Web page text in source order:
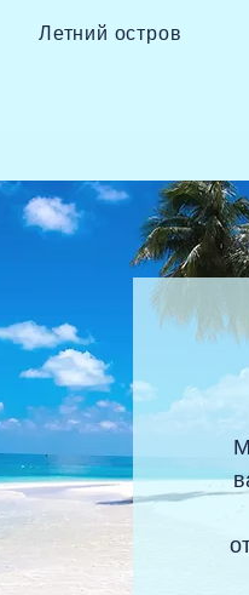
Летний остров